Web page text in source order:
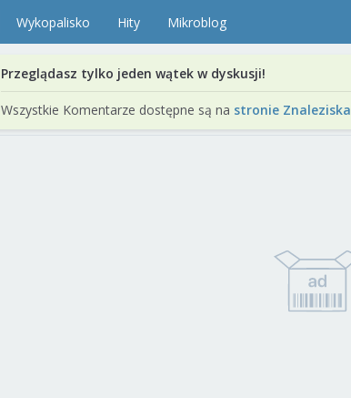
Wykopalisko Hity Mikroblog
Przeglądasz tylko jeden wątek w dyskusji!
Wszystkie Komentarze dostępne są na stronie Znaleziska